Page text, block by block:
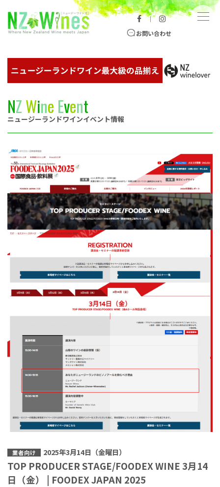
ニュージーランドワイン総合サイト
｜
お問い合わせ
メニュー
NZWine Event
ニュージーランドワインイベント情報
業者向け 2025年3月14日（金曜日）
TOP PRODUCER STAGE/FOODEX WINE 3月14
日（金） | FOODEX JAPAN 2025